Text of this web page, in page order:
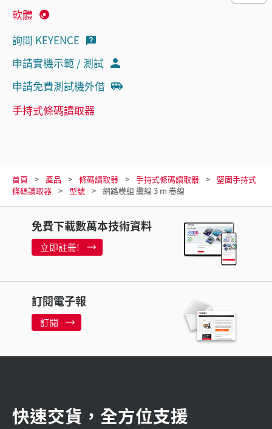
軟體
詢問 KEYENCE
申請實機示範 / 測試
申請免費測試機外借
手持式條碼讀取器
首頁 產品 條碼讀取器 手持式條碼讀取器
堅固手持式
條碼讀取器
型號 網路模組 纜線 3 m 卷線
免費下載數萬本技術資料
立即註冊!
訂閱電子報
訂閱
快速交貨，全方位支援